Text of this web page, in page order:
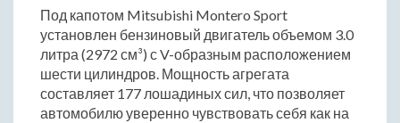
Под капотом Mitsubishi Montero Sport
установлен бензиновый двигатель объемом 3.0
литра (2972 см³) с V-образным расположением
шести цилиндров. Мощность агрегата
составляет 177 лошадиных сил, что позволяет
автомобилю уверенно чувствовать себя как на